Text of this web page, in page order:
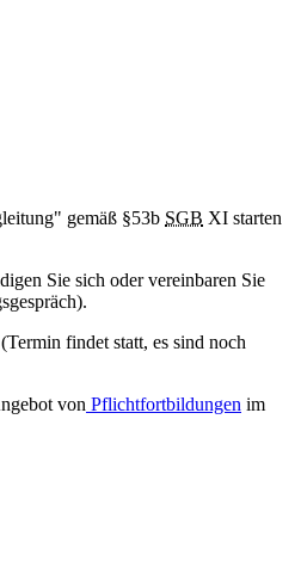
gemäß §53b SGB XI starten
Sie sich oder vereinbaren Sie
findet statt, es sind noch
von Pflichtfortbildungen im